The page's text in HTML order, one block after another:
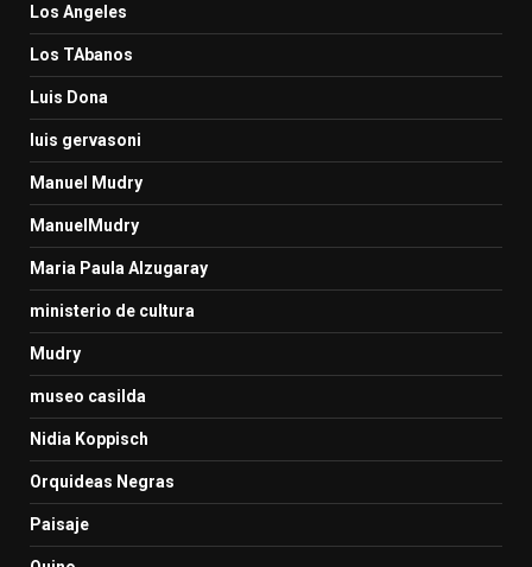
Los Angeles
Los TAbanos
Luis Dona
luis gervasoni
Manuel Mudry
ManuelMudry
Maria Paula Alzugaray
ministerio de cultura
Mudry
museo casilda
Nidia Koppisch
Orquideas Negras
Paisaje